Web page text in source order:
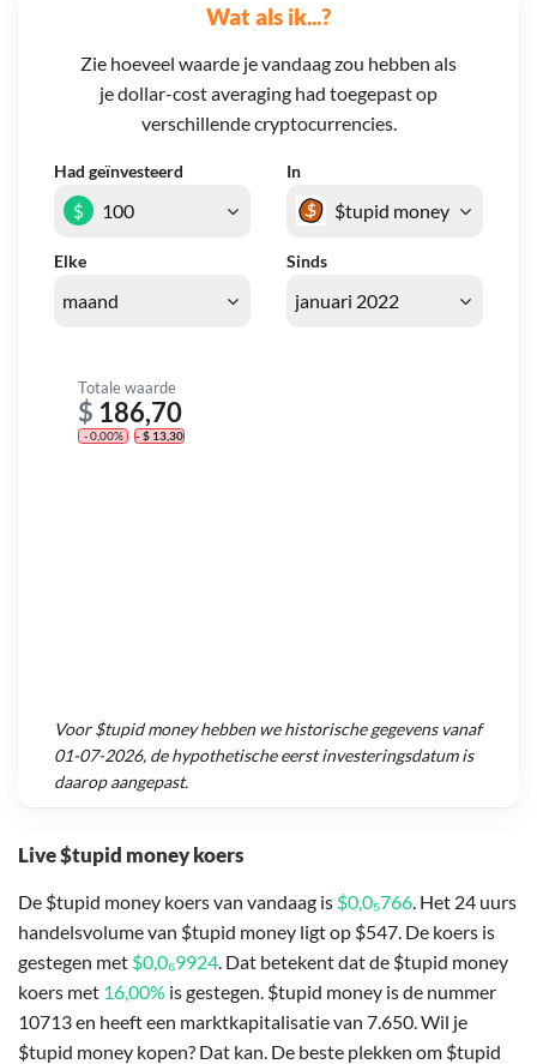
Live $tupid money koers
De $tupid money koers van vandaag is $0,0₅766. Het 24 uurs
handelsvolume van $tupid money ligt op $547. De koers is
gestegen met $0,0₆9924. Dat betekent dat de $tupid money
koers met 16,00% is gestegen. $tupid money is de nummer
10713 en heeft een marktkapitalisatie van 7.650. Wil je
$tupid money kopen? Dat kan. De beste plekken om $tupid
Wat als ik...?
Zie hoeveel waarde je vandaag zou hebben als
je dollar-cost averaging had toegepast op
verschillende cryptocurrencies.
Had geïnvesteerd In
Elke Sinds
$
Totale waarde
$ 186,70
- 0,00% - $ 13,30
Voor$tupid moneyhebben we historische gegevens vanaf
01-07-2026, de hypothetische eerst investeringsdatum is
daarop aangepast.